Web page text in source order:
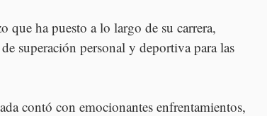
que ha puesto a lo largo de su carrera,
superación personal y deportiva para las
contó con emocionantes enfrentamientos,